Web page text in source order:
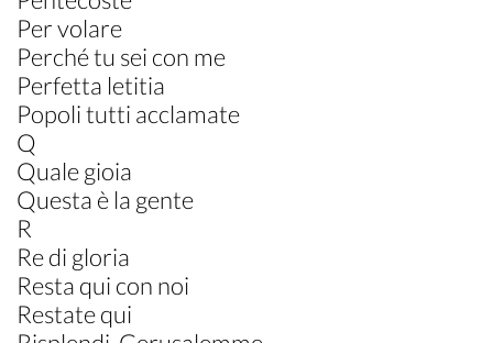
Per volare
Perché tu sei con me
Perfetta letitia
Popoli tutti acclamate
Q
Quale gioia
Questa è la gente
R
Re di gloria
Resta qui con noi
Restate qui